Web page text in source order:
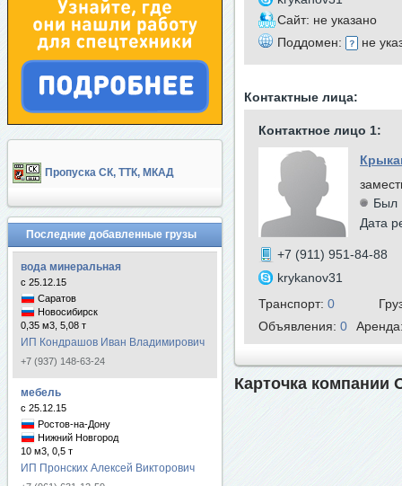
Пропуска СК, ТТК, МКАД
Последние добавленные грузы
вода минеральная
с 25.12.15
Саратов
Новосибирск
0,35 м3, 5,08 т
ИП Кондрашов Иван Владимирович
+7 (937) 148-63-24
мебель
с 25.12.15
Ростов-на-Дону
Нижний Новгород
10 м3, 0,5 т
ИП Пронских Алексей Викторович
Сайт: не указано
Поддомен:
не
Контактные лица:
Контактное лицо 1:
Был
Дата
+7 (911) 951-84-88
krykanov31
Транспорт: 0
Объявления: 0
Карточка